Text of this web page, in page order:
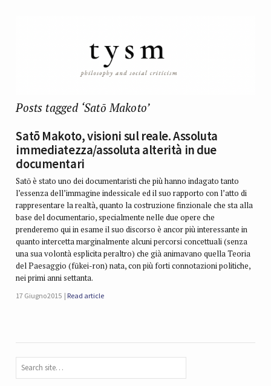
Posts tagged ‘Satō Makoto’
Satō Makoto, visioni sul reale. Assoluta
immediatezza/assoluta alterità in due
documentari
Satō è stato uno dei documentaristi che più hanno indagato tanto
l’essenza dell’immagine indessicale ed il suo rapporto con l’atto di
rappresentare la realtà, quanto la costruzione finzionale che sta alla
base del documentario, specialmente nelle due opere che
prenderemo qui in esame il suo discorso è ancor più interessante in
quanto intercetta marginalmente alcuni percorsi concettuali (senza
una sua volontà esplicita peraltro) che già animavano quella Teoria
del Paesaggio (fūkei-ron) nata, con più forti connotazioni politiche,
nei primi anni settanta.
17 Giugno 2015 Read article